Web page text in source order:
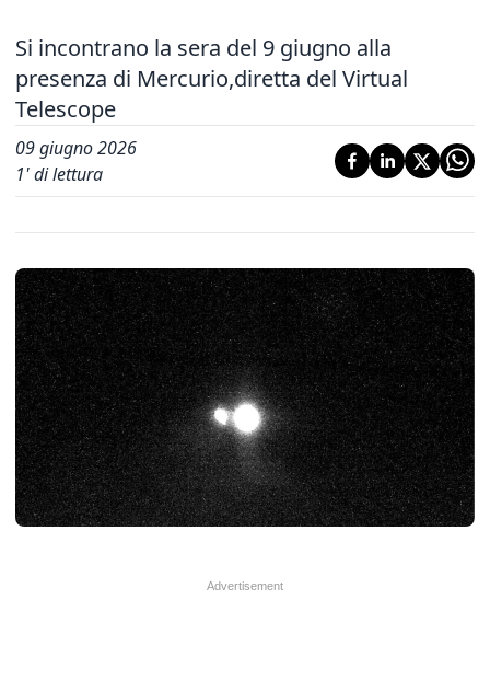
Si incontrano la sera del 9 giugno alla
presenza di Mercurio,diretta del Virtual
Telescope
09 giugno 2026
1' di lettura